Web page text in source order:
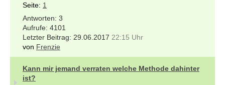
Seite: 1
3
4101
29.06.2017 22:15 Uhr
von Frenzie
Kann mir jemand verraten welche Methode dahinter
ist?